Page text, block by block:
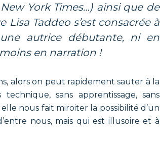
York Times…) ainsi que de
Taddeo s’est consacrée à
autrice débutante, ni en
en narration !
alors on peut rapidement sauter à la
sans apprentissage, sans
nous fait miroiter la possibilité d’un
nous, mais qui est illusoire et à